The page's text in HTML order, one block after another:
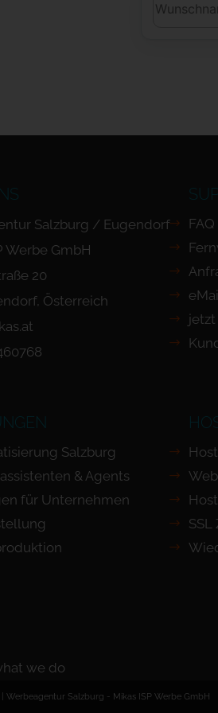
Salzburg / Eugendorf
Werbe GmbH
20
Österreich
jetzt
Salzburg
& Agents
für Unternehmen
we do
Werbeagentur Salzburg - Mikas ISP Werbe GmbH